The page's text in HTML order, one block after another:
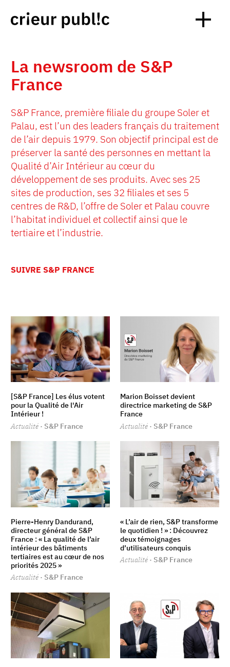
La newsroom de S&P
France
S&P France, première filiale du groupe Soler et
Palau, est l’un des leaders français du traitement
de l’air depuis 1979. Son objectif principal est de
préserver la santé des personnes en mettant la
Qualité d’Air Intérieur au cœur du
développement de ses produits. Avec ses 25
sites de production, ses 32 filiales et ses 5
centres de R&D, l’offre de Soler et Palau couvre
l’habitat individuel et collectif ainsi que le
tertiaire et l’industrie.
SUIVRE S&P FRANCE
[S&P France] Les élus votent
pour la Qualité de l'Air
Intérieur !
Actualité · S&P France
Marion Boisset devient
directrice marketing de S&P
France
Actualité · S&P France
Pierre-Henry Dandurand,
directeur général de S&P
France : « La qualité de l’air
intérieur des bâtiments
tertiaires est au cœur de nos
priorités 2025 »
Actualité · S&P France
« L’air de rien, S&P transforme
le quotidien ! » : Découvrez
deux témoignages
d’utilisateurs conquis
Actualité · S&P France